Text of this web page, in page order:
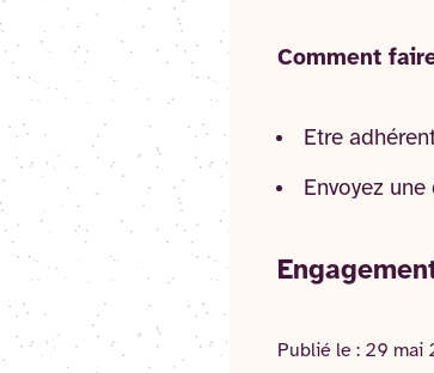
Comment
Etre
Envoyez
Publié le : 29 mai